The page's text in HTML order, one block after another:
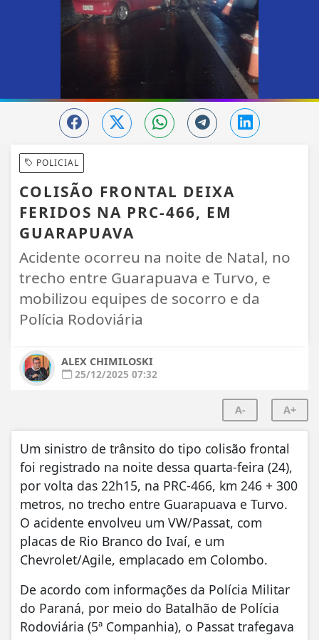
POLICIAL
COLISÃO FRONTAL DEIXA
FERIDOS NA PRC-466, EM
GUARAPUAVA
Acidente ocorreu na noite de Natal, no
trecho entre Guarapuava e Turvo, e
mobilizou equipes de socorro e da
Polícia Rodoviária
ALEX CHIMILOSKI
25/12/2025 07:32
A- A+
Um sinistro de trânsito do tipo colisão frontal
foi registrado na noite dessa quarta-feira (24),
por volta das 22h15, na PRC-466, km 246 + 300
metros, no trecho entre Guarapuava e Turvo.
O acidente envolveu um VW/Passat, com
placas de Rio Branco do Ivaí, e um
Chevrolet/Agile, emplacado em Colombo.
De acordo com informações da Polícia Militar
do Paraná, por meio do Batalhão de Polícia
Rodoviária (5ª Companhia), o Passat trafegava